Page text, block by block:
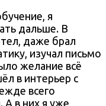
я
дальше. В
даже брал
изучал письмо
желание всё
в интерьер с
всего
А в них я уже